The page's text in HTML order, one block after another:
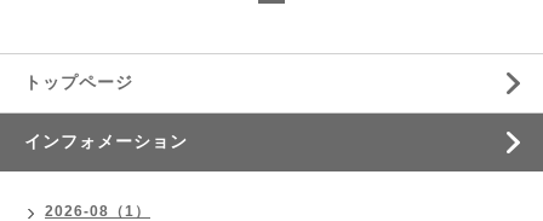
トップページ
インフォメーション
2026-08（1）